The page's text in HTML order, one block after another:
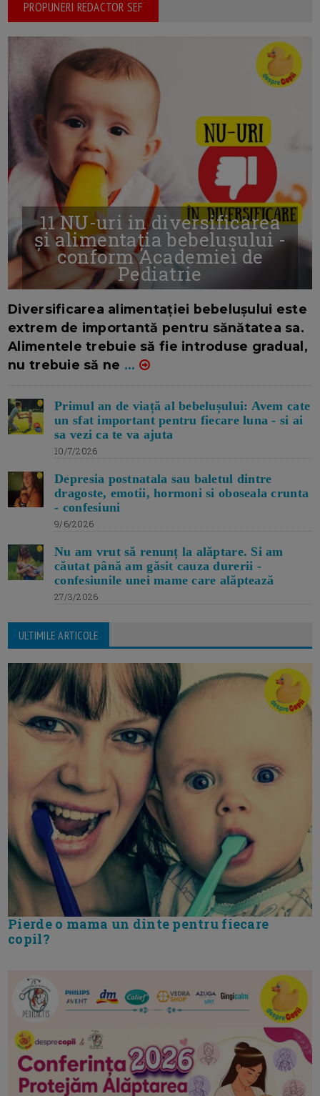
PROPUNERI REDACTOR SEF
11 NU-uri in diversificarea
și alimentația bebelușului -
conform Academiei de
Pediatrie
Diversificarea alimentației bebelușului este
extrem de importantă pentru sănătatea sa.
Alimentele trebuie să fie introduse gradual,
nu trebuie să ne ...
Primul an de viață al bebelușului: Avem cate
un sfat important pentru fiecare luna - si ai
sa vezi ca te va ajuta
10/7/2026
Depresia postnatala sau baletul dintre
dragoste, emotii, hormoni si oboseala crunta
- confesiuni
9/6/2026
Nu am vrut să renunț la alăptare. Si am
căutat până am găsit cauza durerii -
confesiunile unei mame care alăptează
27/3/2026
ULTIMILE ARTICOLE
Pierde o mama un dinte pentru fiecare
copil?